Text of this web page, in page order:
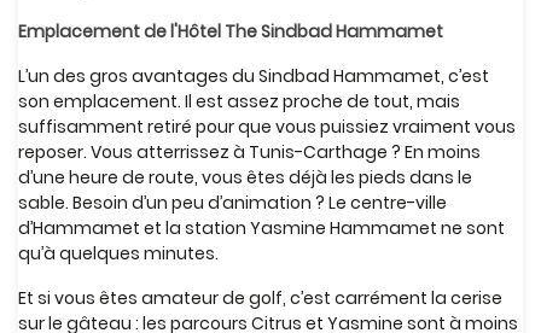
Emplacement de l'Hôtel The Sindbad Hammamet
L’un des gros avantages du Sindbad Hammamet, c’est
son emplacement. Il est assez proche de tout, mais
suffisamment retiré pour que vous puissiez vraiment vous
reposer. Vous atterrissez à Tunis-Carthage ? En moins
d’une heure de route, vous êtes déjà les pieds dans le
sable. Besoin d’un peu d’animation ? Le centre-ville
d’Hammamet et la station Yasmine Hammamet ne sont
qu’à quelques minutes.
Et si vous êtes amateur de golf, c’est carrément la cerise
sur le gâteau : les parcours Citrus et Yasmine sont à moins